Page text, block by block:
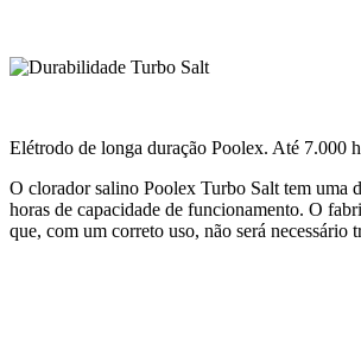
Elétrodo de longa duração Poolex. Até 7.000
O clorador salino Poolex Turbo Salt tem uma
horas de capacidade de funcionamento. O
que, com um correto uso, não será necessário